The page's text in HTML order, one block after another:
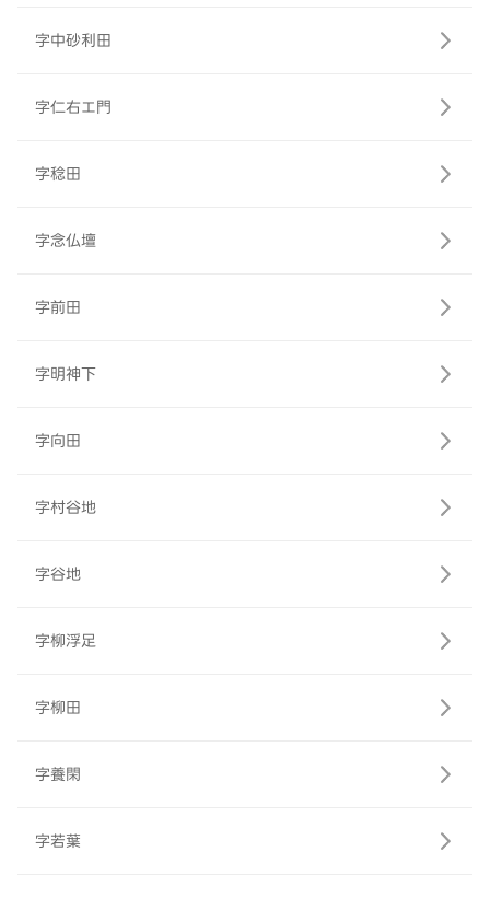
字中砂利田
字仁右エ門
字稔田
字念仏壇
字前田
字明神下
字向田
字村谷地
字谷地
字柳浮足
字柳田
字養閑
字若葉